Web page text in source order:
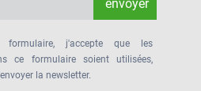
j'accepte que les
ce formulaire soient utilisées,
la newsletter.